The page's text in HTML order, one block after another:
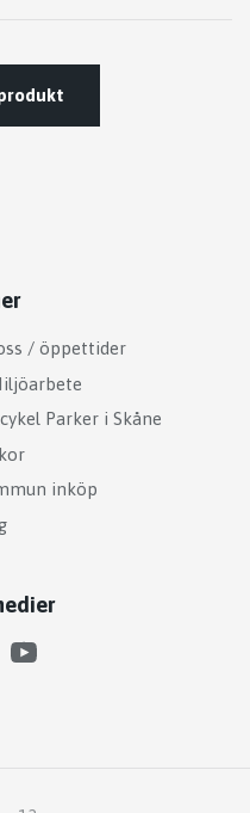
/ öppettider
Parker i Skåne
inköp